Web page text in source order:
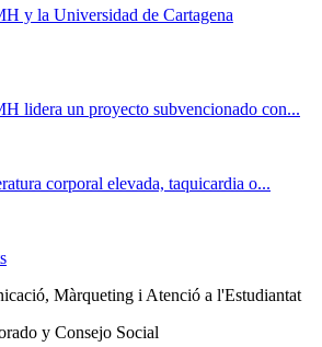
y la Universidad de Cartagena
lidera un proyecto subvencionado con...
corporal elevada, taquicardia o...
Màrqueting i Atenció a l'Estudiantat
y Consejo Social